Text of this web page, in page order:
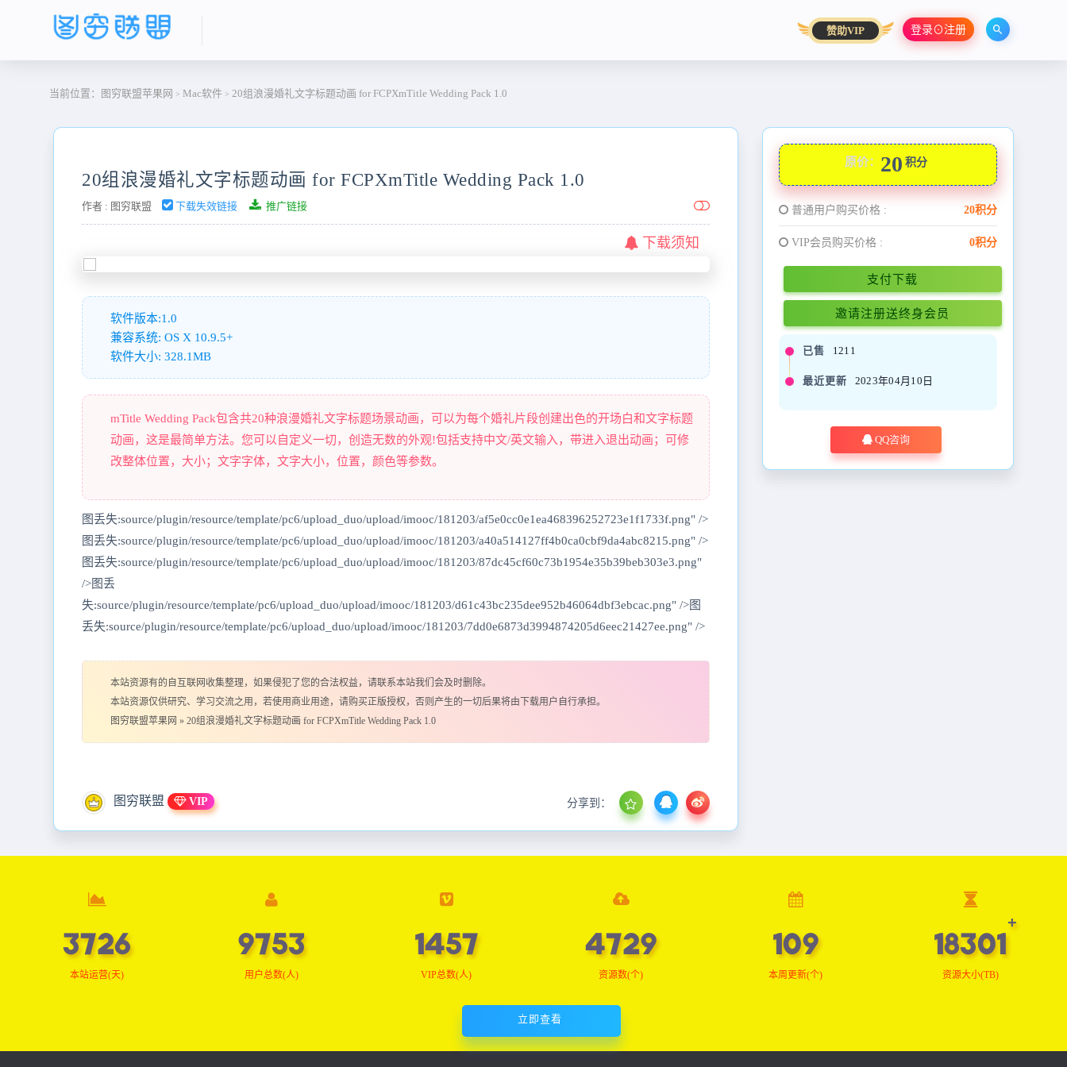
赞助VIP 登录⊙注册
当前位置： 图穷联盟苹果网 > Mac软件 > 20组浪漫婚礼文字标题动画 for FCPXmTitle Wedding Pack 1.0
20组浪漫婚礼文字标题动画 for FCPXmTitle Wedding Pack 1.0
作者 : 图穷联盟 下载失效链接 推广链接
下载须知
软件版本:1.0
兼容系统: OS X 10.9.5+
软件大小: 328.1MB
mTitle Wedding Pack包含共20种浪漫婚礼文字标题场景动画，可以为每个婚礼片段创建出色的开场白和文字标题
动画，这是最简单方法。您可以自定义一切，创造无数的外观!包括支持中文/英文输入，带进入退出动画；可修
改整体位置，大小；文字字体，文字大小，位置，颜色等参数。
图丢失:source/plugin/resource/template/pc6/upload_duo/upload/imooc/181203/af5e0cc0e1ea468396252723e1f1733f.png" />
图丢失:source/plugin/resource/template/pc6/upload_duo/upload/imooc/181203/a40a514127ff4b0ca0cbf9da4abc8215.png" />
图丢失:source/plugin/resource/template/pc6/upload_duo/upload/imooc/181203/87dc45cf60c73b1954e35b39beb303e3.png"
/>图丢
失:source/plugin/resource/template/pc6/upload_duo/upload/imooc/181203/d61c43bc235dee952b46064dbf3ebcac.png" />图
丢失:source/plugin/resource/template/pc6/upload_duo/upload/imooc/181203/7dd0e6873d3994874205d6eec21427ee.png" />
本站资源有的自互联网收集整理，如果侵犯了您的合法权益，请联系本站我们会及时删除。
本站资源仅供研究、学习交流之用，若使用商业用途，请购买正版授权，否则产生的一切后果将由下载用户自行承担。
图穷联盟苹果网 » 20组浪漫婚礼文字标题动画 for FCPXmTitle Wedding Pack 1.0
图穷联盟 VIP 分享到：
原价： 20 积分
普通用户购买价格 : 20积分
VIP会员购买价格 : 0积分
支付下载
邀请注册送终身会员
已售 1211
最近更新 2023年04月10日
QQ咨询
3747
本站运营(天)
9809
用户总数(人)
1466
VIP总数(人)
4756
资源数(个)
109
本周更新(个)
18407
资源大小(TB)
立即查看